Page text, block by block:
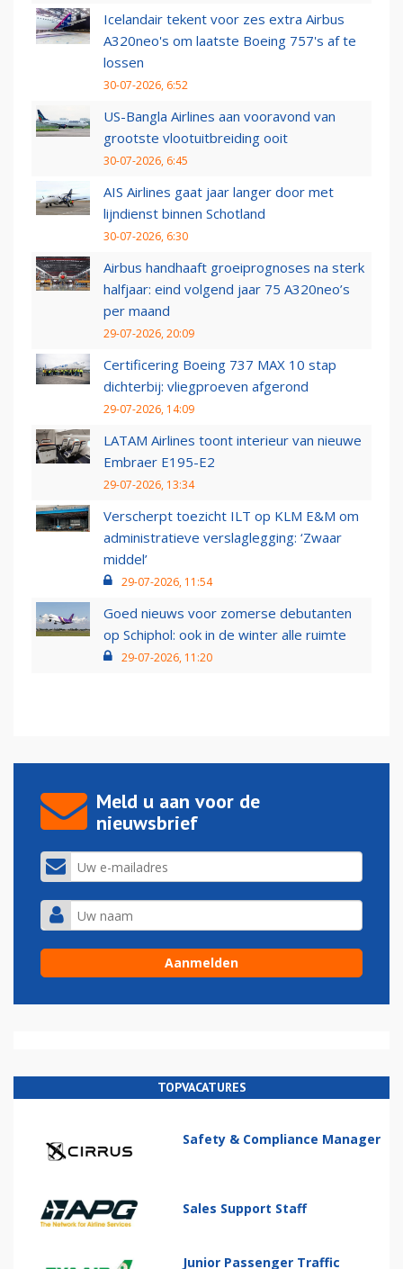
Icelandair tekent voor zes extra Airbus
A320neo's om laatste Boeing 757's af te
lossen
30-07-2026, 6:52
US-Bangla Airlines aan vooravond van
grootste vlootuitbreiding ooit
30-07-2026, 6:45
AIS Airlines gaat jaar langer door met
lijndienst binnen Schotland
30-07-2026, 6:30
Airbus handhaaft groeiprognoses na sterk
halfjaar: eind volgend jaar 75 A320neo’s
per maand
29-07-2026, 20:09
Certificering Boeing 737 MAX 10 stap
dichterbij: vliegproeven afgerond
29-07-2026, 14:09
LATAM Airlines toont interieur van nieuwe
Embraer E195-E2
29-07-2026, 13:34
Verscherpt toezicht ILT op KLM E&M om
administratieve verslaglegging: ‘Zwaar
middel’
29-07-2026, 11:54
Goed nieuws voor zomerse debutanten
op Schiphol: ook in de winter alle ruimte
29-07-2026, 11:20
Meld u aan voor de
nieuwsbrief
TOPVACATURES
Safety & Compliance Manager
Sales Support Staff
Junior Passenger Traffic